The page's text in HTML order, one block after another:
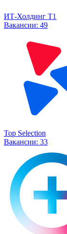
ИТ-Холдинг Т1
Вакансии: 49
Top Selection
Вакансии: 33